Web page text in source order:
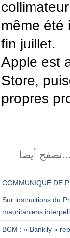
même été
fin juillet.
Apple est
Store,
propres
تصفح أيضا...
COMMUNIQUÉ DE
Sur instructions du
mauritaniens
BCM : « Bankily »